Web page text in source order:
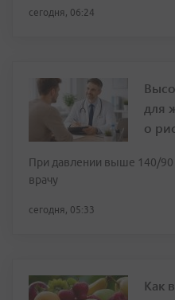
сегодня, 06:24
для
о
При давлении выше 140/90
врачу
сегодня, 05:33
Как